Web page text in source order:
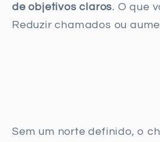
de objetivos claros. O que
Reduzir chamados ou
Sem um norte definido, o